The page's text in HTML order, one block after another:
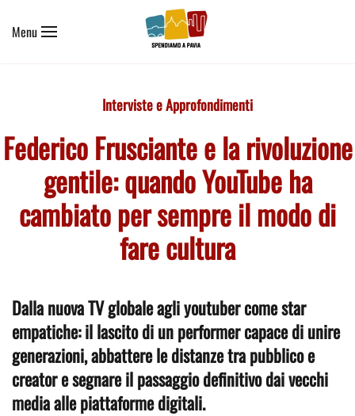
Skip to main content
Menu
Interviste e Approfondimenti
Federico Frusciante e la rivoluzione
gentile: quando YouTube ha
cambiato per sempre il modo di
fare cultura
Dalla nuova TV globale agli youtuber come star
empatiche: il lascito di un performer capace di unire
generazioni, abbattere le distanze tra pubblico e
creator e segnare il passaggio definitivo dai vecchi
media alle piattaforme digitali.